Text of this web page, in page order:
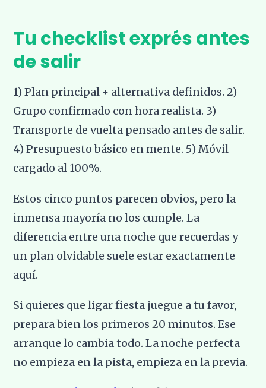
Tu checklist exprés antes
de salir
1) Plan principal + alternativa definidos. 2)
Grupo confirmado con hora realista. 3)
Transporte de vuelta pensado antes de salir.
4) Presupuesto básico en mente. 5) Móvil
cargado al 100%.
Estos cinco puntos parecen obvios, pero la
inmensa mayoría no los cumple. La
diferencia entre una noche que recuerdas y
un plan olvidable suele estar exactamente
aquí.
Si quieres que ligar fiesta juegue a tu favor,
prepara bien los primeros 20 minutos. Ese
arranque lo cambia todo. La noche perfecta
no empieza en la pista, empieza en la previa.